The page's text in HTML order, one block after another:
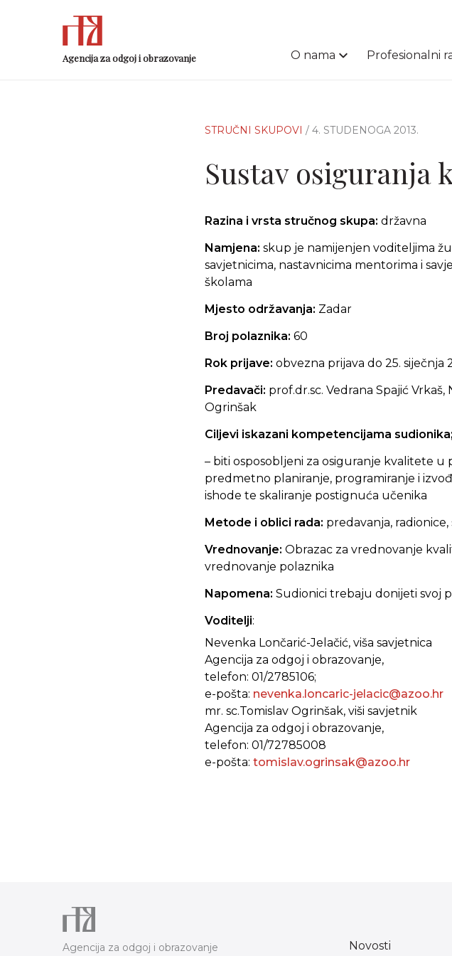
Agencija za odgoj i obrazovanje O nama Profesionalni
STRUČNI SKUPOVI / 4. STUDENOGA 2013.
Sustav osiguranja
Razina i vrsta stručnog skupa: državna
Namjena: skup je namijenjen voditeljima
savjetnicima, nastavnicima mentorima i
školama
Mjesto održavanja: Zadar
Broj polaznika: 60
Rok prijave: obvezna prijava do 25. siječnja
Predavači: prof.dr.sc. Vedrana Spajić Vrkaš,
Ogrinšak
Ciljevi iskazani kompetencijama
– biti osposobljeni za osiguranje kvalitete
predmetno planiranje, programiranje i
ishode te skaliranje postignuća učenika
Metode i oblici rada: predavanja,
Vrednovanje: Obrazac za vrednovanje
vrednovanje polaznika
Napomena: Sudionici trebaju donijeti svoj
Voditelji:
Nevenka Lončarić-Jelačić, viša savjetnica
Agencija za odgoj i obrazovanje,
telefon: 01/2785106;
e-pošta: nevenka.loncaric-jelacic@azoo.hr
mr. sc.Tomislav Ogrinšak, viši savjetnik
Agencija za odgoj i obrazovanje,
telefon: 01/72785008
e-pošta: tomislav.ogrinsak@azoo.hr
Agencija za odgoj i obrazovanje Novosti